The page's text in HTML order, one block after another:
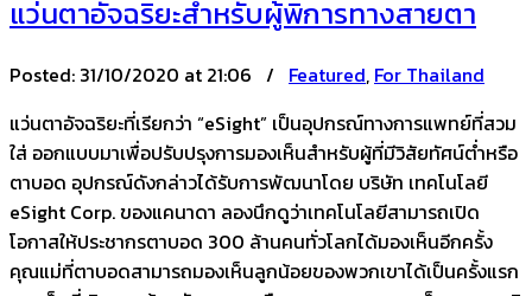
แว่นตาอัจฉริยะสำหรับผู้พิการทางสายตา
Posted: 31/10/2020 at 21:06 / Featured, For Thailand
แว่นตาอัจฉริยะที่เรียกว่า “eSight” เป็นอุปกรณ์ทางการแพทย์ที่สวม
ใส่ ออกแบบมาเพื่อปรับปรุงการมองเห็นสำหรับผู้ที่มีวิสัยทัศน์ต่ำหรือ
ตาบอด อุปกรณ์ดังกล่าวได้รับการพัฒนาโดย บริษัท เทคโนโลยี
eSight Corp. ของแคนาดา ลองนึกดูว่าเทคโนโลยีสามารถเปิด
โอกาสให้ประชากรตาบอด 300 ล้านคนทั่วโลกได้มองเห็นอีกครั้ง
คุณแม่ที่ตาบอดสามารถมองเห็นลูกน้อยของพวกเขาได้เป็นครั้งแรก